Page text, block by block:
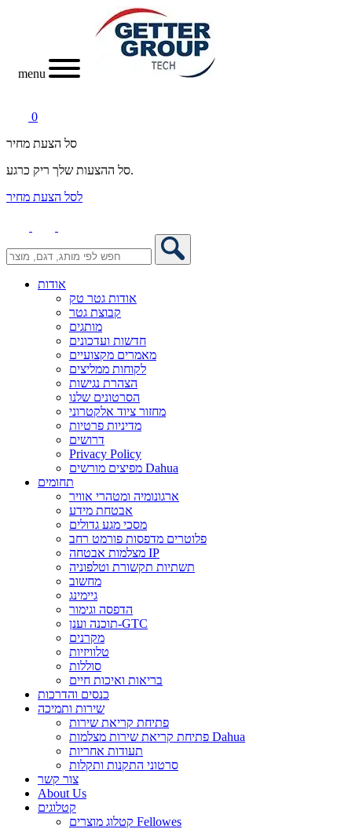
menu
0
סל הצעת מחיר
סל ההצעות שלך ריק כרגע.
לסל הצעת מחיר
אודות
אודות גטר טק
קבוצת גטר
מותגים
חדשות ועדכונים
מאמרים מקצועיים
לקוחות ממליצים
הצהרת נגישות
הסרטונים שלנו
מחזור ציוד אלקטרוני
מדיניות פרטיות
דרושים
Privacy Policy
מפיצים מורשים Dahua
תחומים
ארגונומיה ומטהרי אוויר
אבטחת מידע
מסכי מגע גדולים
פלוטרים מדפסות פורמט רחב
מצלמות אבטחה IP
תשתיות תקשורת וטלפוניה
מחשוב
גיימינג
הדפסה וגימור
תוכנה וענן-GTC
מקרנים
טלוויזיות
סוללות
בריאות ואיכות חיים
כנסים והדרכות
שירות ותמיכה
פתיחת קריאת שירות
פתיחת קריאת שירות מצלמות Dahua
תעודות אחריות
סרטוני התקנות ותקלות
צור קשר
About Us
קטלוגים
קטלוג מוצרים Fellowes